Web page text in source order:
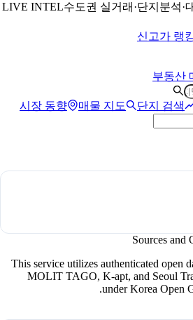
수도권 실거래·단지분석·
부동산
시장 동향 매물 지도 단지 검색
Sources and
This service utilizes authenticated open
MOLIT TAGO, K-apt, and Seoul
under Korea Open